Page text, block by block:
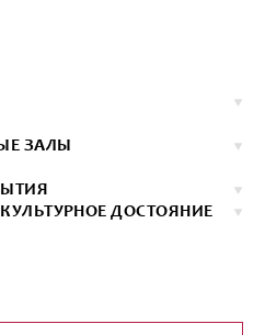
ЗАЛЫ
ДОСТОЯНИЕ